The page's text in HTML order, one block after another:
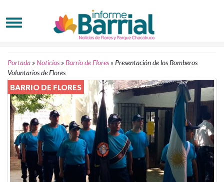
Portada »Noticias »Barrio de Flores » Presentación de los Bomberos
Voluntarios de Flores
BARRIO DE FLORES